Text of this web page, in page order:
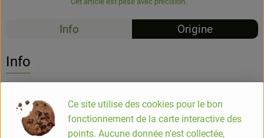
Info Origine
Info
Famille des Liliacées (plantes de lys) ;
Ce site utilise des cookies pour le bon
fonctionnement de la carte interactive des
points. Aucune donnée n'est collectée,